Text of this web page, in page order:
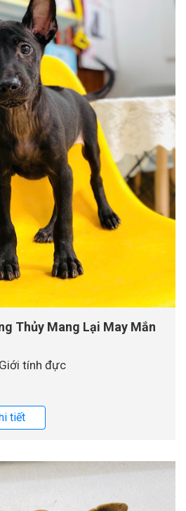
Thủy Mang Lại May Mắn
Giới tính đực
tiết